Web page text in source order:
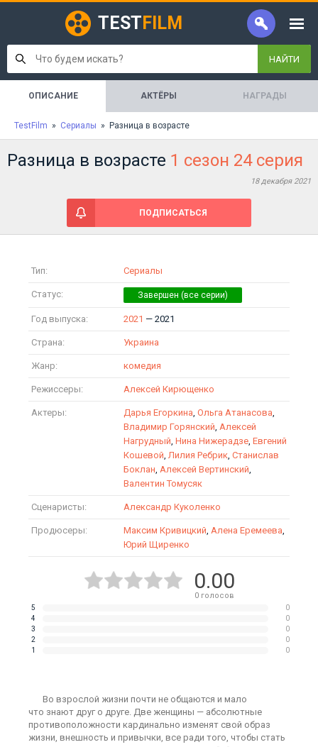
TEST FILM
НАЙТИ
ОПИСАНИЕ АКТЁРЫ НАГРАДЫ
TestFilm » Сериалы » Разница в возрасте
Разница в возрасте 1 сезон 24 серия
18 декабря 2021
ПОДПИСАТЬСЯ
Тип: Сериалы
Статус:
Год выпуска: 2021 — 2021
Страна: Украина
Жанр: комедия
Режиссеры: Алексей Кирющенко
Актеры: Дарья Егоркина, Ольга Атанасова,
Владимир Горянский, Алексей
Нагрудный, Нина Нижерадзе, Евгений
Кошевой, Лилия Ребрик, Станислав
Боклан, Алексей Вертинский,
Валентин Томусяк
Сценаристы: Александр Куколенко
Продюсеры: Максим Кривицкий, Алена Еремеева,
Юрий Щиренко
0.00
0голосов
5
0
4
0
3
0
2
0
1
0
Во взрослой жизни почти не общаются и мало
что знают друг о друге. Две женщины — абсолютные
противоположности кардинально изменят свой образ
жизни, внешность и привычки, все ради того, чтобы стать